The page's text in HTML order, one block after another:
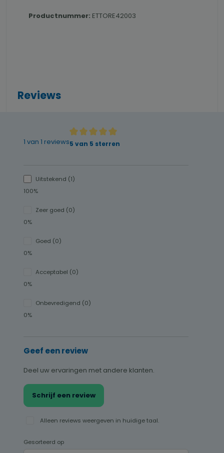
Productnummer: ETTORE42003
Reviews
1 van 1 reviewsGemiddelde waardering van 5 van 5 sterren
5 van 5 sterren
Uitstekend (1)
100%
Zeer goed (0)
0%
Goed (0)
0%
Acceptabel (0)
0%
Onbevredigend (0)
0%
Geef een review
Deel uw ervaringen met andere klanten.
Schrijf een review
Alleen reviews weergeven in huidige taal.
Gesorteerd op